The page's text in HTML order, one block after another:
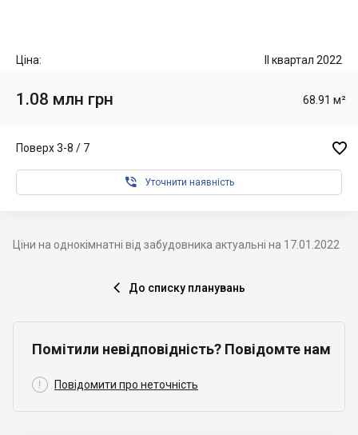
Ціна: II квартал 2022
1.08 млн грн 68.91 м²
Поверх 3-8 / 7 
 Уточнити наявність
Ціни на однокімнатні від забудовника актуальні на 17.01.2022
 До списку планувань
Помітили невідповідність? Повідомте нам
 Повідомити про неточність